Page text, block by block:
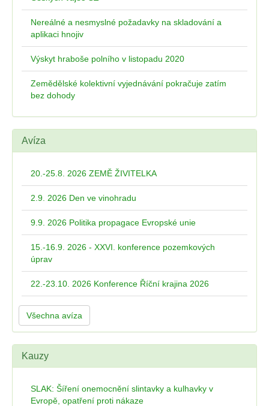
Nereálné a nesmyslné požadavky na skladování a
aplikaci hnojiv
Výskyt hraboše polního v listopadu 2020
Zemědělské kolektivní vyjednávání pokračuje zatím
bez dohody
Avíza
20.-25.8. 2026 ZEMĚ ŽIVITELKA
2.9. 2026 Den ve vinohradu
9.9. 2026 Politika propagace Evropské unie
15.-16.9. 2026 - XXVI. konference pozemkových
úprav
22.-23.10. 2026 Konference Říční krajina 2026
Všechna avíza
Kauzy
SLAK: Šíření onemocnění slintavky a kulhavky v
Evropě, opatření proti nákaze